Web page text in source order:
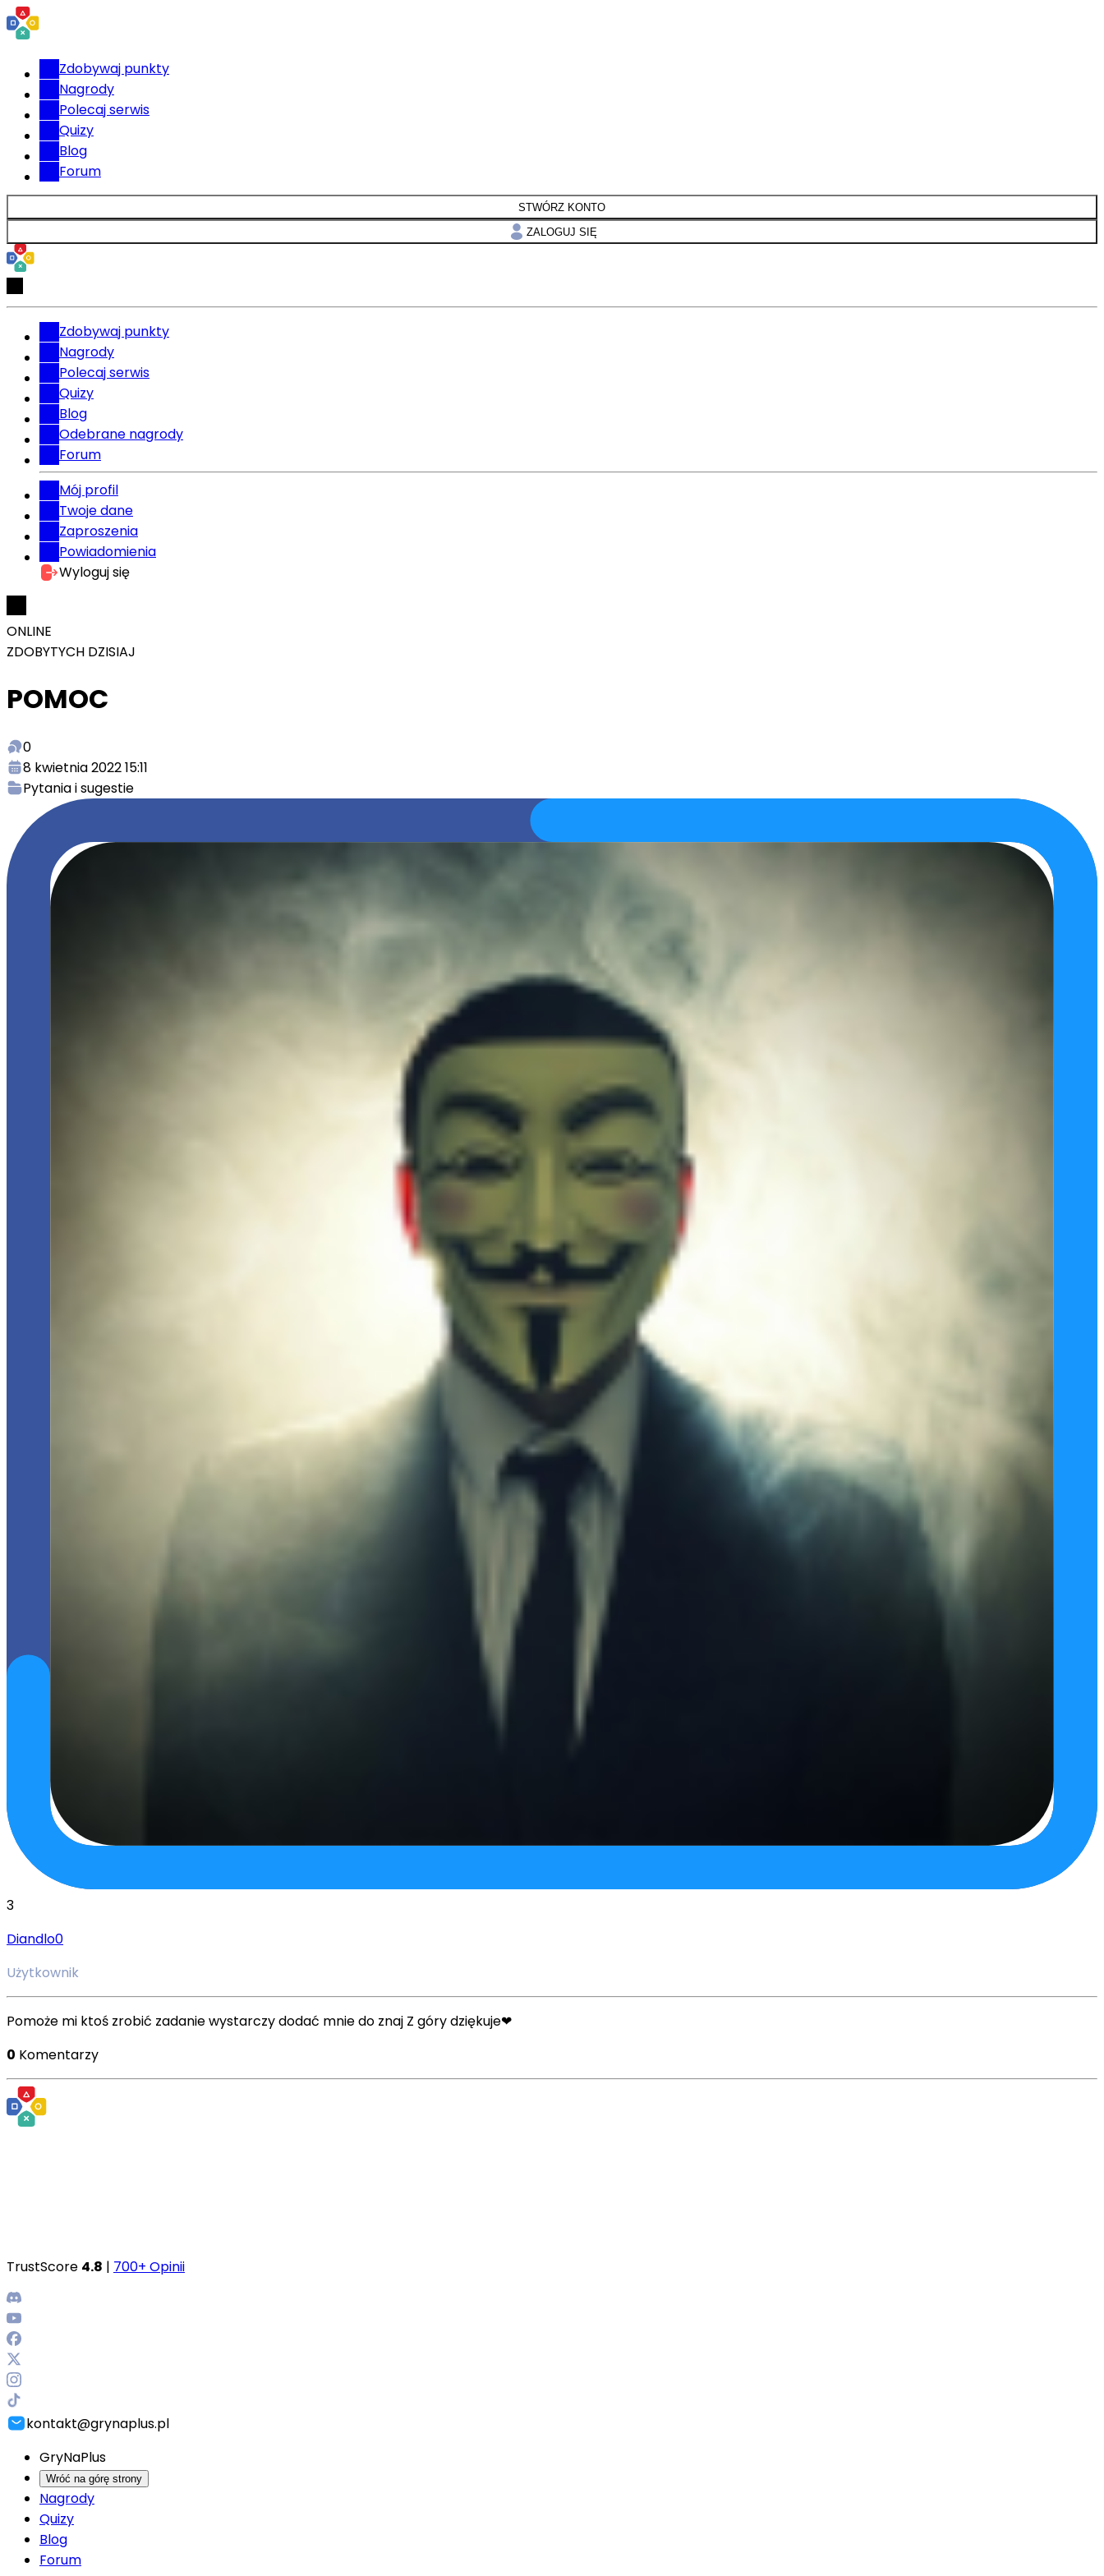
Zdobywaj punkty
Nagrody
Polecaj serwis
Quizy
Blog
Forum
STWÓRZ KONTO
ZALOGUJ SIĘ
Zdobywaj punkty
Nagrody
Polecaj serwis
Quizy
Blog
Odebrane nagrody
Forum
Mój profil
Twoje dane
Zaproszenia
Powiadomienia
Wyloguj się
ONLINE
ZDOBYTYCH DZISIAJ
POMOC
0
8 kwietnia 2022 15:11
Pytania i sugestie
3
Diandlo0
Użytkownik
Pomoże mi ktoś zrobić zadanie wystarczy dodać mnie do znaj Z góry dziękuje❤
0 Komentarzy
TrustScore 4.8 | 700+ Opinii
kontakt@grynaplus.pl
GryNaPlus
Wróć na górę strony
Nagrody
Quizy
Blog
Forum